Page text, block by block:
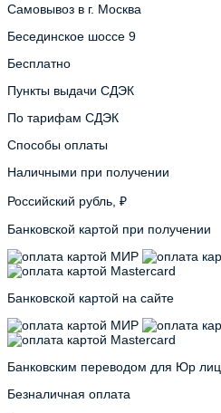
Самовывоз в г. Москва
Бесединское шоссе 9
Бесплатно
Пункты выдачи СДЭК
По тарифам СДЭК
Способы оплаты
Наличными при получении
Российский рубль, ₽
Банковской картой при получении
Банковской картой на сайте
Банковским переводом для Юр лиц
Безналичная оплата